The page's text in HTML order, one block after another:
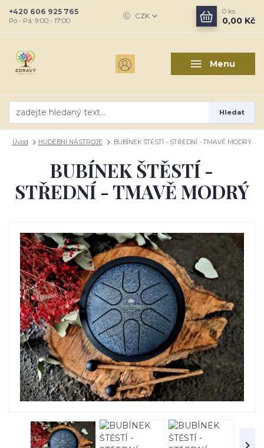
Menu
CZK
Hledat
+420 606 925 765
Po - Pá: 9:00 - 17:00
0 ks
0,00 Kč
Úvod HUDEBNÍ NÁSTROJE BUBÍNEK ŠTĚSTÍ - STŘEDNÍ - TMAVĚ MODRÝ
BUBÍNEK ŠTĚSTÍ -
STŘEDNÍ - TMAVĚ MODRÝ